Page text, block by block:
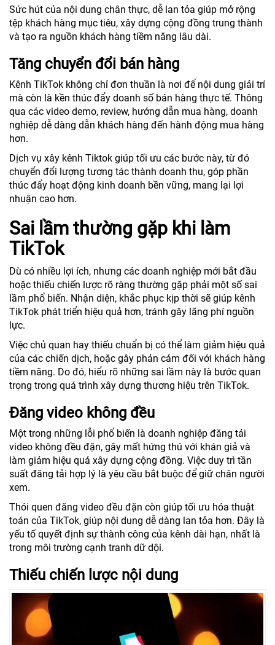
Sức hút của nội dung chân thực, dễ lan tỏa giúp mở rộng
tệp khách hàng mục tiêu, xây dựng cộng đồng trung thành
và tạo ra nguồn khách hàng tiềm năng lâu dài.
Tăng chuyển đổi bán hàng
Kênh TikTok không chỉ đơn thuần là nơi để nội dung giải trí
mà còn là kền thúc đẩy doanh số bán hàng thực tế. Thông
qua các video demo, review, hướng dẫn mua hàng, doanh
nghiệp dễ dàng dẫn khách hàng đến hành động mua hàng
hơn.
Dịch vụ xây kênh Tiktok giúp tối ưu các bước này, từ đó
chuyển đổi lượng tương tác thành doanh thu, góp phần
thúc đẩy hoạt động kinh doanh bền vững, mang lại lợi
nhuận cao hơn.
Sai lầm thường gặp khi làm
TikTok
Dù có nhiều lợi ích, nhưng các doanh nghiệp mới bắt đầu
hoặc thiếu chiến lược rõ ràng thường gặp phải một số sai
lầm phổ biến. Nhận diện, khắc phục kịp thời sẽ giúp kênh
TikTok phát triển hiệu quả hơn, tránh gây lãng phí nguồn
lực.
Việc chủ quan hay thiếu chuẩn bị có thể làm giảm hiệu quả
của các chiến dịch, hoặc gây phản cảm đối với khách hàng
tiềm năng. Do đó, hiểu rõ những sai lầm này là bước quan
trọng trong quá trình xây dựng thương hiệu trên TikTok.
Đăng video không đều
Một trong những lỗi phổ biến là doanh nghiệp đăng tải
video không đều đặn, gây mất hứng thú với khán giả và
làm giảm hiệu quả xây dựng cộng đồng. Việc duy trì tần
suất đăng tải hợp lý là yêu cầu bắt buộc để giữ chân người
xem.
Thói quen đăng video đều đặn còn giúp tối ưu hóa thuật
toán của TikTok, giúp nội dung dễ dàng lan tỏa hơn. Đây là
yếu tố quyết định sự thành công của kênh dài hạn, nhất là
trong môi trường cạnh tranh dữ dội.
Thiếu chiến lược nội dung